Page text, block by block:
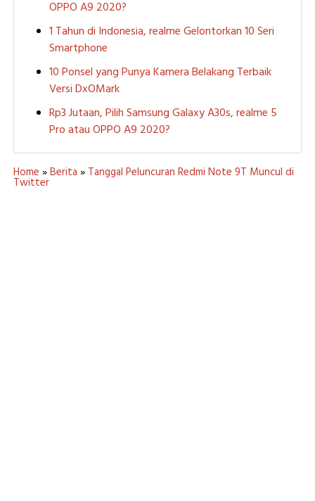
OPPO A9 2020?
1 Tahun di Indonesia, realme Gelontorkan 10 Seri
Smartphone
10 Ponsel yang Punya Kamera Belakang Terbaik
Versi DxOMark
Rp3 Jutaan, Pilih Samsung Galaxy A30s, realme 5
Pro atau OPPO A9 2020?
Home »Berita » Tanggal Peluncuran Redmi Note 9T Muncul di
Twitter